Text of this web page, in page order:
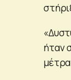
ήταν